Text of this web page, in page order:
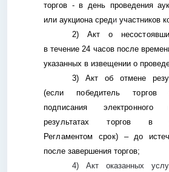
торгов - в день проведения
или аукциона среди участников
2) Акт о
втечение 24 часов после
указанных в извещении о
3) Акт об отмене
(если победитель торгов
подписания
результатах торгов в
Регламентом срок) –до
после завершения торгов;
4) Акт оказанных